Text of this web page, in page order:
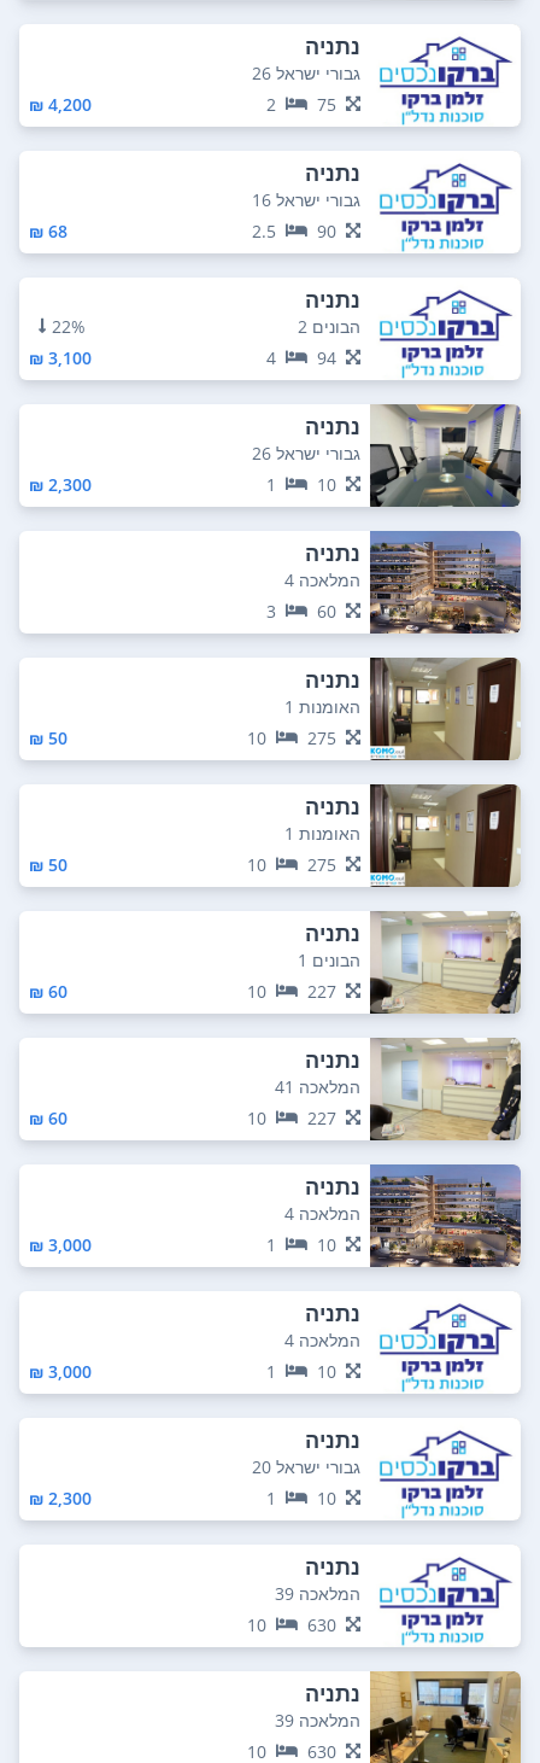
נתניה
גבורי ישראל 26
75
2
4,200 ₪
נתניה
גבורי ישראל 16
90
2.5
68 ₪
נתניה
הבונים 2
22%
94
4
3,100 ₪
נתניה
גבורי ישראל 26
10
1
2,300 ₪
נתניה
המלאכה 4
60
3
נתניה
האומנות 1
275
10
50 ₪
נתניה
האומנות 1
275
10
50 ₪
נתניה
הבונים 1
227
10
60 ₪
נתניה
המלאכה 41
227
10
60 ₪
נתניה
המלאכה 4
10
1
3,000 ₪
נתניה
המלאכה 4
10
1
3,000 ₪
נתניה
גבורי ישראל 20
10
1
2,300 ₪
נתניה
המלאכה 39
630
10
נתניה
המלאכה 39
630
10